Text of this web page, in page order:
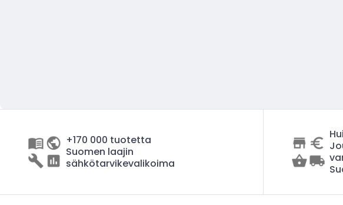
+170 000 tuotetta
Suomen laajin
sähkötarvikevalikoima